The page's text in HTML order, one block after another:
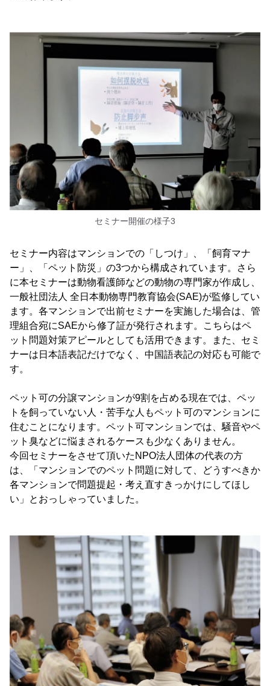
セミナー開催の様子3
セミナー内容はマンションでの「しつけ」、「飼育マナ
ー」、「ペット防災」の3つから構成されています。さら
に本セミナーは動物看護師などの動物の専門家が作成し、
一般社団法人 全日本動物専門教育協会(SAE)が監修してい
ます。各マンションで出前セミナーを実施した場合は、管
理組合宛にSAEから修了証が発行されます。こちらはペ
ット問題対策アピールとしても活用できます。また、セミ
ナーは日本語表記だけでなく、中国語表記の対応も可能で
す。
ペット可の分譲マンションが9割を占める現在では、ペッ
トを飼っていない人・苦手な人もペット可のマンションに
住むことになります。ペット可マンションでは、騒音やペ
ット臭などに悩まされるケースも少なくありません。
今回セミナーをさせて頂いたNPO法人団体の代表の方
は、「マンションでのペット問題に対して、どうすべきか
各マンションで問題提起・考え直すきっかけにしてほし
い」とおっしゃっていました。